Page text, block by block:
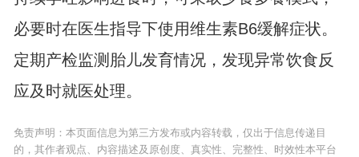
必要时在医生指导下使用维生素B6缓解症状。
定期产检监测胎儿发育情况，发现异常饮食反
应及时就医处理。
免责声明：本页面信息为第三方发布或内容转载，仅出于信息传递目
的，其作者观点、内容描述及原创度、真实性、完整性、时效性本平台